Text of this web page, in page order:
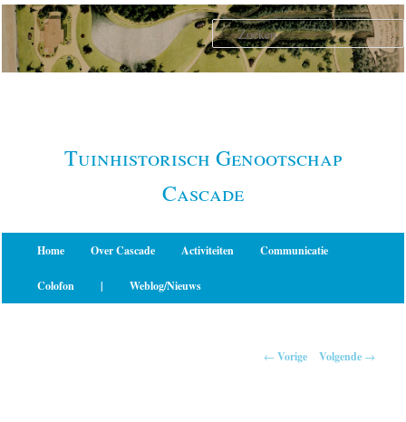
Spring
naar
primaire
Tuinhistorisch Genootschap
Cascade
Home Over Cascade Activiteiten Communicatie
Colofon | Weblog/Nieuws
← Vorige Volgende →